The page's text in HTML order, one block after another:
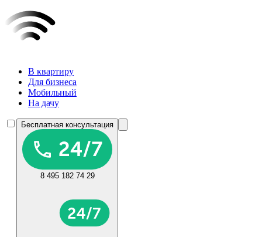
В квартиру
Для бизнеса
Мобильный
На дачу
Бесплатная консультация
8 495 182 74 29